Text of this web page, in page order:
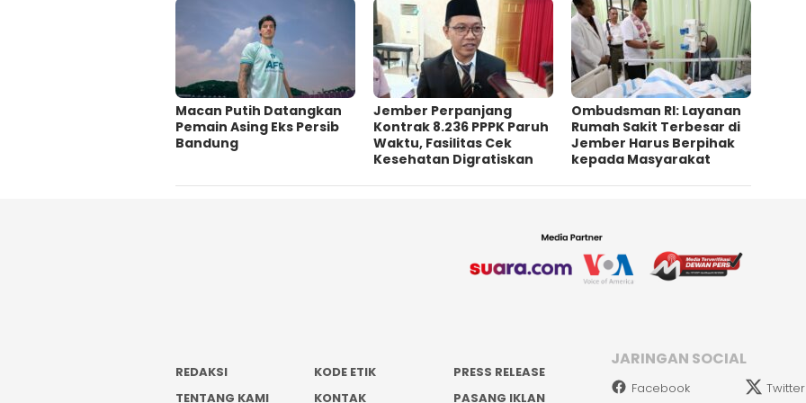
Macan Putih Datangkan
Pemain Asing Eks Persib
Bandung
Jember Perpanjang
Kontrak 8.236 PPPK Paruh
Waktu, Fasilitas Cek
Kesehatan Digratiskan
Ombudsman RI: Layanan
Rumah Sakit Terbesar di
Jember Harus Berpihak
kepada Masyarakat
REDAKSI KODE ETIK
PRESS RELEASE
TENTANG KAMI
KONTAK PASANG IKLAN
JARINGAN SOCIAL
Facebook Twitter